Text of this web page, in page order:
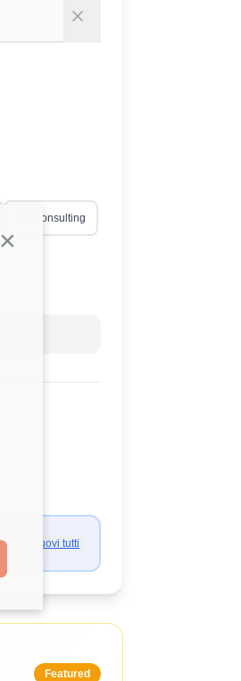
Continua senza accettare
Consulting
Rimuovi tutti
Featured